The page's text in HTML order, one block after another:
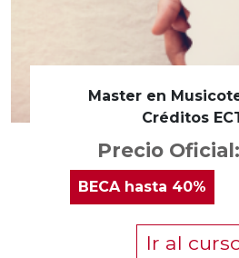
Master en
Créditos
Precio
BECA hasta 40%
Ir al